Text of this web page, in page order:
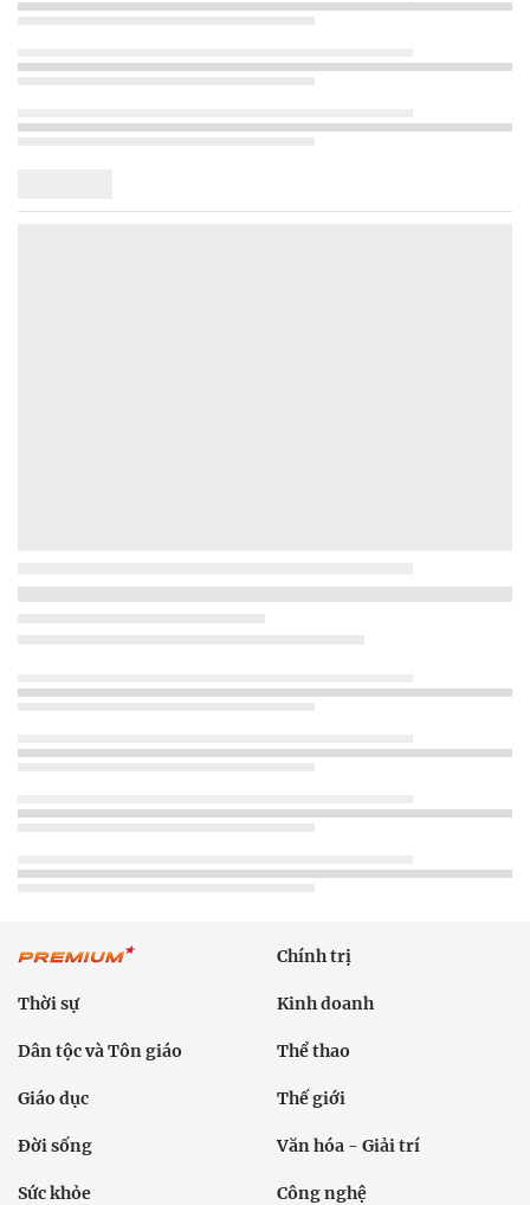
Chính trị
Thời sự Kinh doanh
Dân tộc và Tôn giáo Thể thao
Giáo dục Thế giới
Đời sống Văn hóa - Giải trí
Sức khỏe Công nghệ